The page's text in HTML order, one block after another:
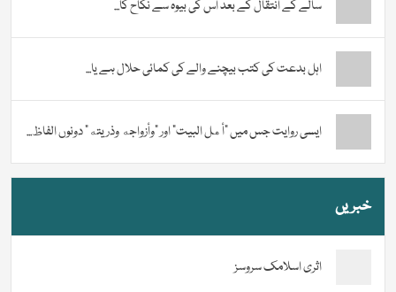
سالے کے انتقال کے بعد اس کی بیوہ سے نکاح کا...
اہل بدعت کی کتب بیچنے والے کی کمائی حلال ہے یا...
ایسی روایت جس میں “أهل البيت” اور “وأزواجه وذريته” دونوں الفاظ...
خبریں
اثری اسلامک سروسز